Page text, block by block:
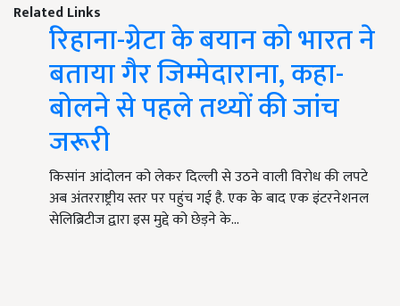
Related Links
रिहाना-ग्रेटा के बयान को भारत ने
बताया गैर जिम्मेदाराना, कहा-
बोलने से पहले तथ्यों की जांच
जरूरी
किसांन आंदोलन को लेकर दिल्ली से उठने वाली विरोध की लपटे
अब अंतरराष्ट्रीय स्तर पर पहुंच गई है. एक के बाद एक इंटरनेशनल
सेलिब्रिटीज द्वारा इस मुद्दे को छेड़ने के…